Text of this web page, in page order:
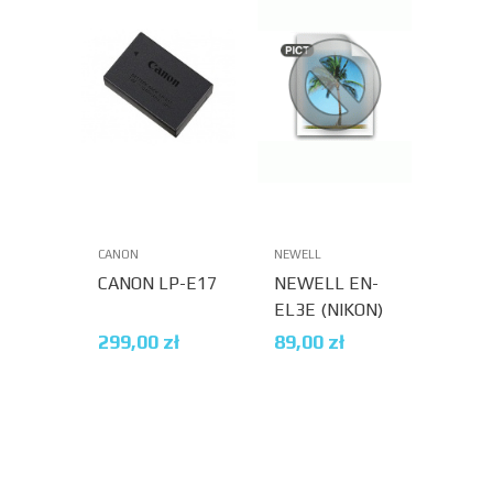
CANON
CANON LP-E17
299,00 zł
NEWELL
NEWELL EN-
EL3E (NIKON)
89,00 zł